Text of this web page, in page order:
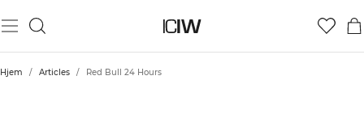
Hjem / Articles / Red Bull 24 Hours